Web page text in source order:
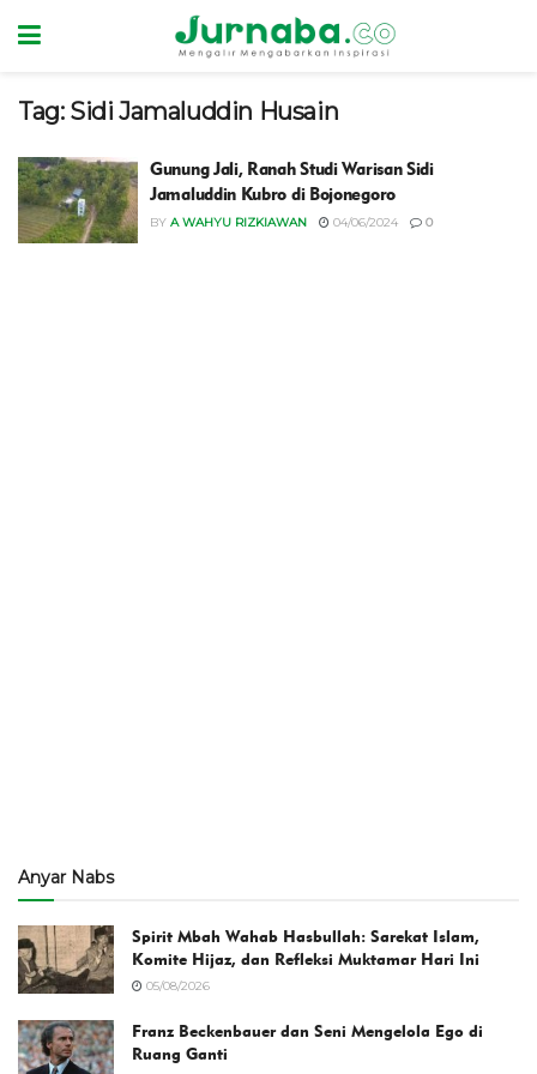
Tag: Sidi Jamaluddin Husain
Gunung Jali, Ranah Studi Warisan Sidi
Jamaluddin Kubro di Bojonegoro
BY A WAHYU RIZKIAWAN 04/06/2024 0
Anyar Nabs
Spirit Mbah Wahab Hasbullah: Sarekat Islam,
Komite Hijaz, dan Refleksi Muktamar Hari Ini
05/08/2026
Franz Beckenbauer dan Seni Mengelola Ego di
Ruang Ganti